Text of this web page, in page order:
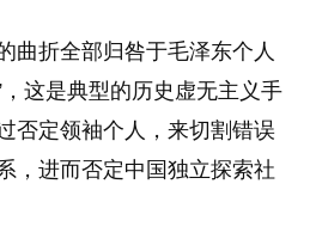
曲折全部归咎于毛泽东个人
，这是典型的历史虚无主义手
否定领袖个人，来切割错误
，进而否定中国独立探索社